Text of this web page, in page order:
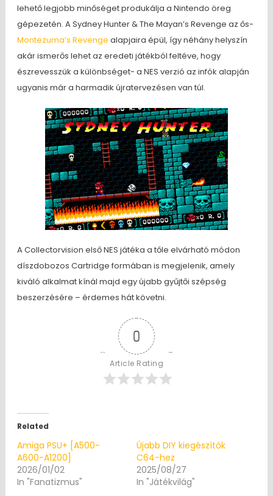
lehető legjobb minőséget produkálja a Nintendo öreg
gépezetén. A Sydney Hunter & The Mayan’s Revenge az ős-
Montezuma’s Revenge alapjaira épül, így néhány helyszín
akár ismerős lehet az eredeti játékból feltéve, hogy
észrevesszük a különbséget- a NES verzió az infók alapján
ugyanis már a harmadik újratervezésen van túl.
A Collectorvision első NES játéka a tőle elvárható módon
díszdobozos Cartridge formában is megjelenik, amely
kiváló alkalmat kínál majd egy újabb gyűjtői szépség
beszerzésére – érdemes hát követni.
0
Article Rating
Related
Amiga PSU+ [A500-
A600-A1200]
2026/01/02
In "Fanatizmus"
Újabb DIY kiegészítők
C64-hez
2025/08/27
In "Játékvilág"